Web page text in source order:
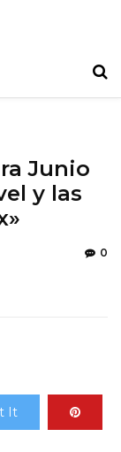
Junio
y las
0
It